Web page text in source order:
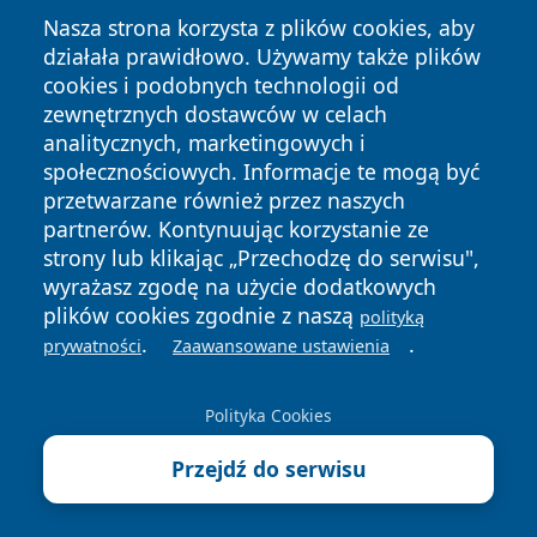
Nasza strona korzysta z plików cookies, aby
działała prawidłowo. Używamy także plików
cookies i podobnych technologii od
zewnętrznych dostawców w celach
analitycznych, marketingowych i
społecznościowych. Informacje te mogą być
przetwarzane również przez naszych
partnerów. Kontynuując korzystanie ze
strony lub klikając „Przechodzę do serwisu",
wyrażasz zgodę na użycie dodatkowych
plików cookies zgodnie z naszą polityką
prywatności. Zaawansowane ustawienia .
Polityka Cookies
Przejdź do serwisu
Copyright © 2026 wpruszkowie.pl Wszystkie prawa
zastrzeżone.
News Autorzy
Polityka
Prywatności
Polityka
Cookies